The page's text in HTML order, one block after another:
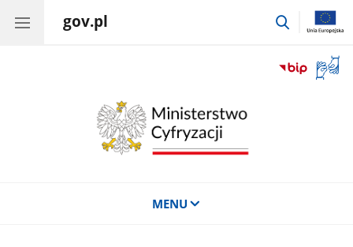
gov.pl
przejdź
okno
MENU